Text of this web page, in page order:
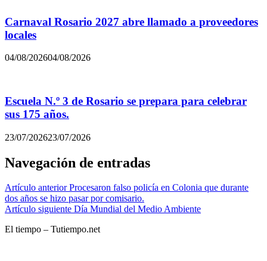
Carnaval Rosario 2027 abre llamado a proveedores
locales
04/08/202604/08/2026
Escuela N.º 3 de Rosario se prepara para celebrar
sus 175 años.
23/07/202623/07/2026
Navegación de entradas
Artículo anterior Procesaron falso policía en Colonia que durante
dos años se hizo pasar por comisario.
Artículo siguiente Día Mundial del Medio Ambiente
El tiempo – Tutiempo.net